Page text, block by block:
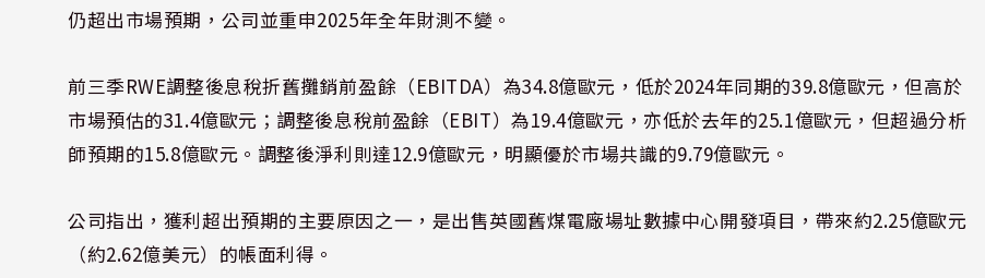
仍超出市場預期，公司並重申2025年全年財測不變。
前三季RWE調整後息稅折舊攤銷前盈餘（EBITDA）為34.8億歐元，低於2024年同期的39.8億歐元，但高於
市場預估的31.4億歐元；調整後息稅前盈餘（EBIT）為19.4億歐元，亦低於去年的25.1億歐元，但超過分析
師預期的15.8億歐元。調整後淨利則達12.9億歐元，明顯優於市場共識的9.79億歐元。
公司指出，獲利超出預期的主要原因之一，是出售英國舊煤電廠場址數據中心開發項目，帶來約2.25億歐元
（約2.62億美元）的帳面利得。